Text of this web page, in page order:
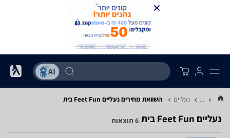
... נעליים השוואת מחירים נעליים ‏Feet Fun ‏בית
נעליים ‏Feet Fun ‏בית 6 תוצאות